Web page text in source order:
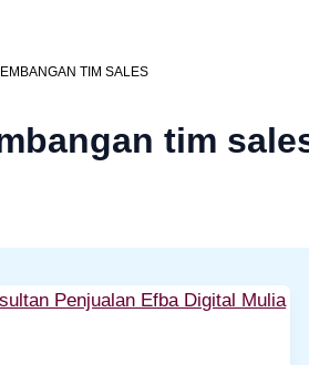
TIM SALES
tim